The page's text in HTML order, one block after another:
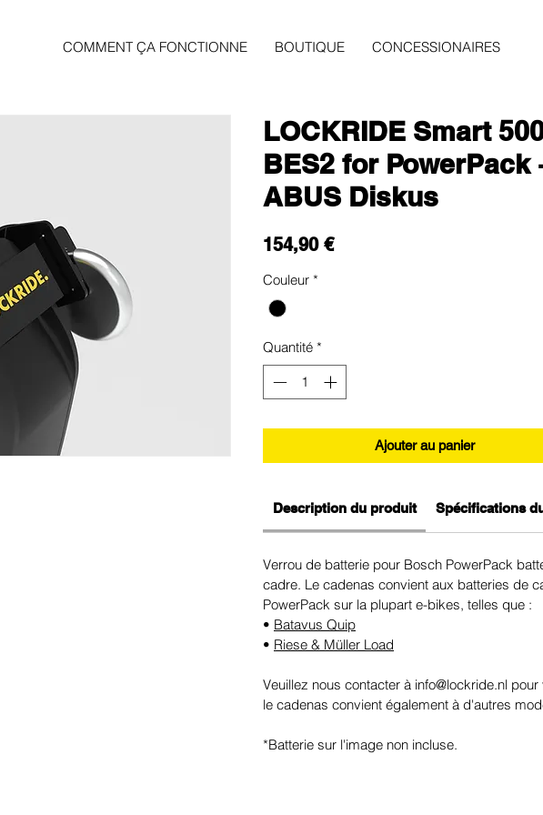
COMMENT ÇA FONCTIONNE BOUTIQUE CONCESSIONAIRES
LOCKRIDE Smart
BES2 for PowerPack
ABUS Diskus
154,90 €Prix
Couleur *
Quantité *
Ajouter au panier
Description du produit Spécifications
Verrou de batterie pour Bosch PowerPack
cadre. Le cadenas convient aux batteries de
PowerPack sur la plupart e-bikes, telles que :
• Batavus Quip
• Riese & Müller Load
Veuillez nous contacter à info@lockride.nl pour
le cadenas convient également à d'autres
*Batterie sur l'image non incluse.